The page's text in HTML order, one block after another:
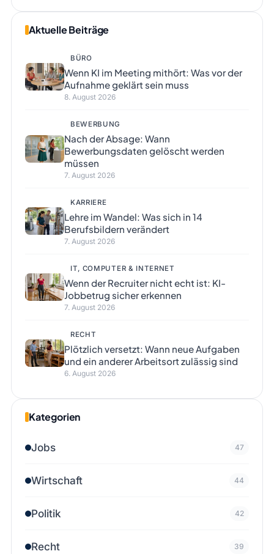
Aktuelle Beiträge
BÜRO
Wenn KI im Meeting mithört: Was vor der
Aufnahme geklärt sein muss
8. August 2026
BEWERBUNG
Nach der Absage: Wann
Bewerbungsdaten gelöscht werden
müssen
7. August 2026
KARRIERE
Lehre im Wandel: Was sich in 14
Berufsbildern verändert
7. August 2026
IT, COMPUTER & INTERNET
Wenn der Recruiter nicht echt ist: KI-
Jobbetrug sicher erkennen
7. August 2026
RECHT
Plötzlich versetzt: Wann neue Aufgaben
und ein anderer Arbeitsort zulässig sind
6. August 2026
Kategorien
Jobs 47
Wirtschaft 44
Politik 42
Recht 39